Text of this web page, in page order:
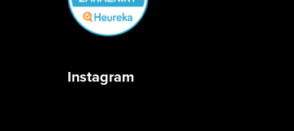
Instagram